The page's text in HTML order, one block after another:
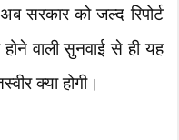
सरकार को जल्द रिपोर्ट
वाली सुनवाई से ही यह
क्या होगी।